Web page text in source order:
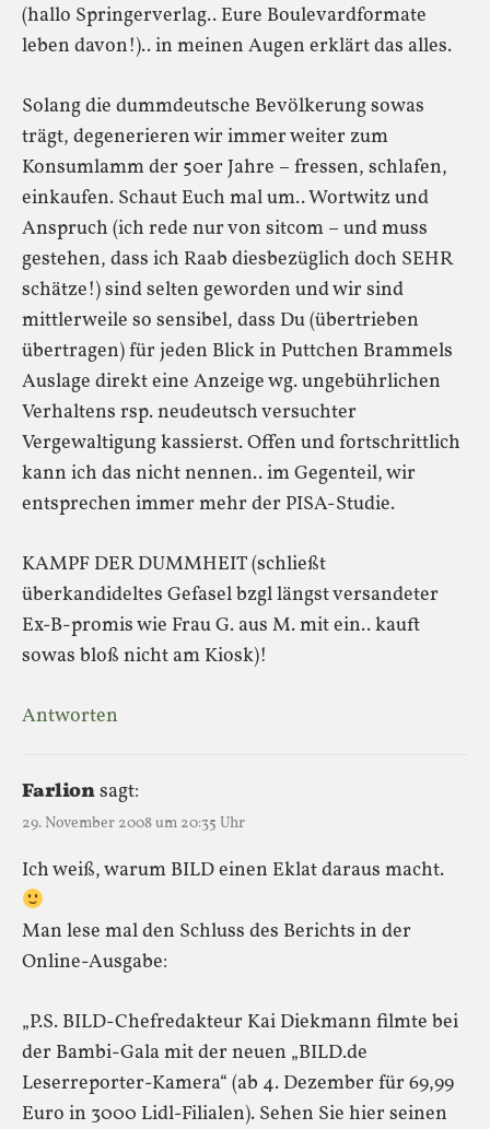
(hallo Springerverlag.. Eure Boulevardformate
leben davon!).. in meinen Augen erklärt das alles.
Solang die dummdeutsche Bevölkerung sowas
trägt, degenerieren wir immer weiter zum
Konsumlamm der 50er Jahre – fressen, schlafen,
einkaufen. Schaut Euch mal um.. Wortwitz und
Anspruch (ich rede nur von sitcom – und muss
gestehen, dass ich Raab diesbezüglich doch SEHR
schätze!) sind selten geworden und wir sind
mittlerweile so sensibel, dass Du (übertrieben
übertragen) für jeden Blick in Puttchen Brammels
Auslage direkt eine Anzeige wg. ungebührlichen
Verhaltens rsp. neudeutsch versuchter
Vergewaltigung kassierst. Offen und fortschrittlich
kann ich das nicht nennen.. im Gegenteil, wir
entsprechen immer mehr der PISA-Studie.
KAMPF DER DUMMHEIT (schließt
überkandideltes Gefasel bzgl längst versandeter
Ex-B-promis wie Frau G. aus M. mit ein.. kauft
sowas bloß nicht am Kiosk)!
Antworten
Farlionsagt:
29. November 2008 um 20:35 Uhr
Ich weiß, warum BILD einen Eklat daraus macht.
Man lese mal den Schluss des Berichts in der
Online-Ausgabe:
„P.S. BILD-Chefredakteur Kai Diekmann filmte bei
der Bambi-Gala mit der neuen „BILD.de
Leserreporter-Kamera“ (ab 4. Dezember für 69,99
Euro in 3000 Lidl-Filialen). Sehen Sie hier seinen